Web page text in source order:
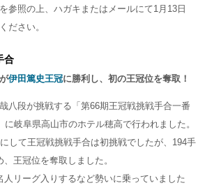
参照の上、ハガキまたはメールにて1月13日
ださい。
合
伊田篤史王冠に勝利し、初の王冠位を奪取！
八段が挑戦する「第66期王冠戦挑戦手合一番
岐阜県高山市のホテル穂高で行われました。
して王冠戦挑戦手合は初挑戦でしたが、194手
王冠位を奪取しました。
リーグ入りするなど勢いに乗っていました